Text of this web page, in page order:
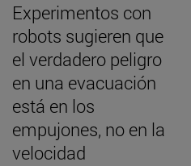
Experimentos con
robots sugieren que
el verdadero peligro
en una evacuación
está en los
empujones, no en la
velocidad